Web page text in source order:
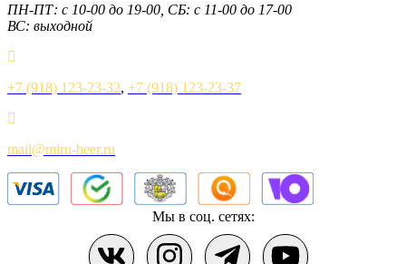
ПН-ПТ: с 10-00 до 19-00, СБ: с 11-00 до 17-00
ВС: выходной
+7 (918) 123-23-32, +7 (918) 123-23-37
mail@miru-beer.ru
Мы в соц. сетях: